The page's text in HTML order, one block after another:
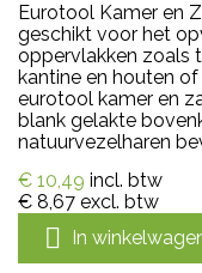
Eurotool Kamer en
geschikt voor het
oppervlakken zoals
kantine en houten
eurotool kamer en
blank gelakte
natuurvezelharen
€ 10,49 incl. btw
€ 8,67 excl. btw
 In